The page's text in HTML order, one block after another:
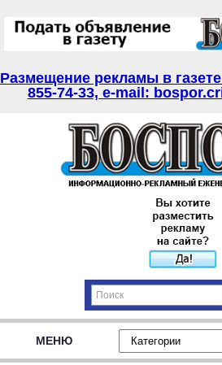
Размещение рекламы в
855-74-33, e-mail:
МЕНЮ